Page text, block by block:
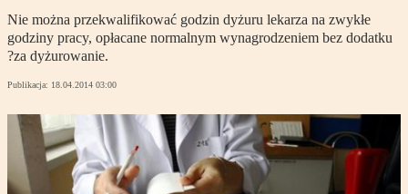
Nie można przekwalifikować godzin dyżuru lekarza na zwykłe
godziny pracy, opłacane normalnym wynagrodzeniem bez dodatku
?za dyżurowanie.
Publikacja: 18.04.2014 03:00